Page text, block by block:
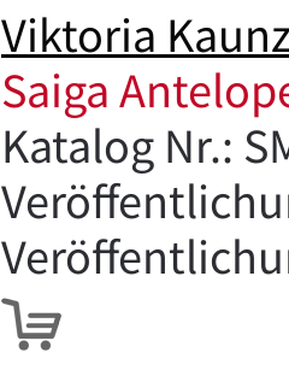
Viktoria
Saiga
Katalog Nr.: